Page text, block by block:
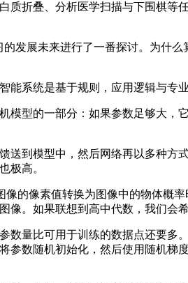
折叠、分析医学扫描与下围棋等
展未来进行了一番探讨。为什
统是基于规则，应用逻辑与专
型的一部分：如果参数足够大，
到模型中，然后网络再以多种方
极高。
的像素值转换为图像中的物体概
像。如果联想到高中代数，我们
量比可用于训练的数据点还要多
参数随机初始化，然后使用随机